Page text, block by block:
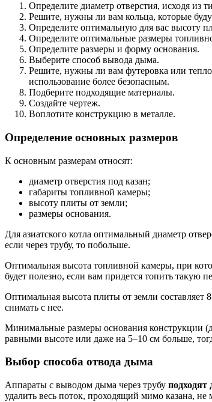
Определите диаметр отверстия, исходя из
Решите, нужны ли вам кольца, которые
Определите оптимальную для вас высоту
Определите оптимальные размеры
Определите размеры и форму основания.
Выберите способ вывода дыма.
Решите, нужны ли вам футеровка или
использование более безопасным.
Подберите подходящие материалы.
Создайте чертеж.
Воплотите конструкцию в металле.
Определение основных размеров
К основным размерам относят:
диаметр отверстия под казан;
габариты топливной камеры;
высоту плиты от земли;
размеры основания.
Для азиатского котла оптимальный диаметр
если через трубу, то побольше.
Оптимальная высота топливной камеры, при
будет полезно, если вам придется топить
Оптимальная высота плиты от земли составляет
снимать с нее.
Минимальные размеры основания конструкции
равными высоте или даже на 5–10 см больше,
Выбор способа отвода дыма
Аппараты с выводом дыма через трубу
удалить весь поток, проходящий мимо казана, не